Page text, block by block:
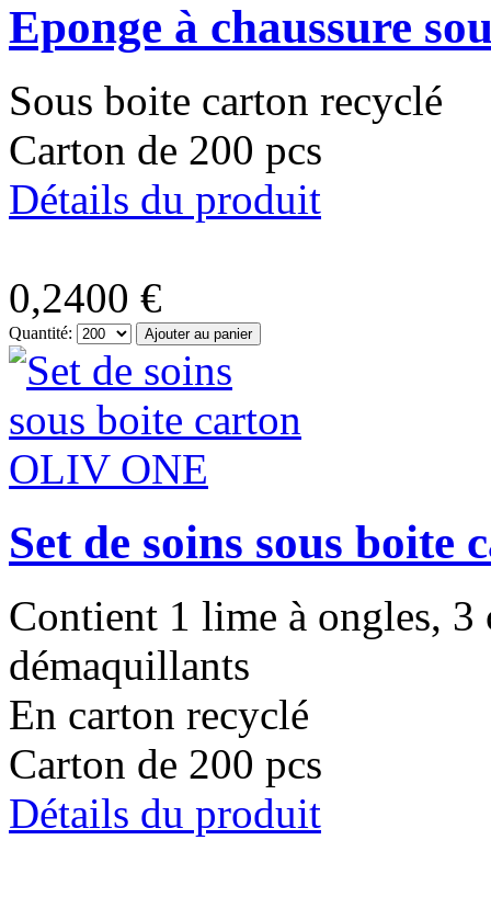
Eponge à chaussure
Sous boite carton recyclé
Carton de 200 pcs
Détails du produit
0,2400 €
Quantité:
Set de soins sous
Contient 1 lime à ongles, 3
démaquillants
En carton recyclé
Carton de 200 pcs
Détails du produit